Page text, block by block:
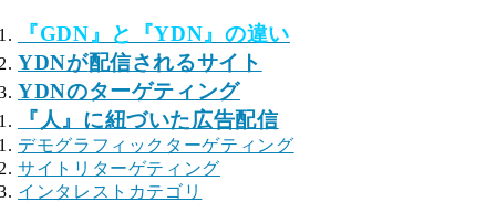
『GDN』と『YDN』の違い
YDNが配信されるサイト
YDNのターゲティング
『人』に紐づいた広告配信
デモグラフィックターゲティング
サイトリターゲティング
インタレストカテゴリ